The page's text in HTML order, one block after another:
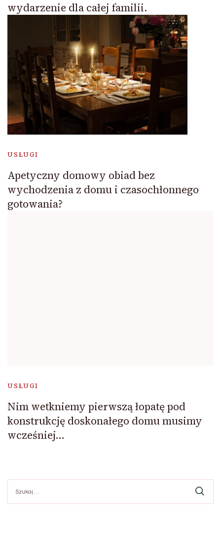
wydarzenie dla całej familii.
USŁUGI
Apetyczny domowy obiad bez
wychodzenia z domu i czasochłonnego
gotowania?
USŁUGI
Nim wetkniemy pierwszą łopatę pod
konstrukcję doskonałego domu musimy
wcześniej…